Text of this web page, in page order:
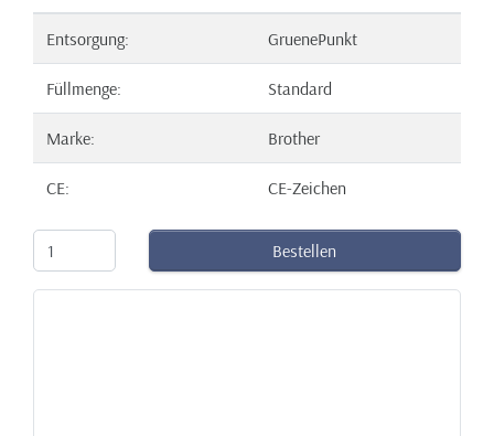
Entsorgung: GruenePunkt
Füllmenge: Standard
Marke: Brother
CE: CE-Zeichen
Bestellen